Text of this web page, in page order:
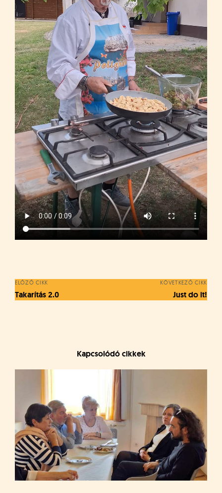
ELŐZŐ CIKK
Takarítás 2.0
KÖVETKEZŐ CIKK
Just do it!
Kapcsolódó cikkek